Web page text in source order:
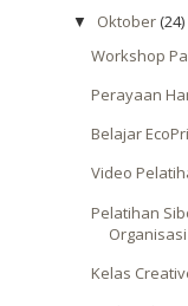
▼ Oktober(24)
Workshop
Perayaan
Belajar
Video
Pelatihan
Kelas